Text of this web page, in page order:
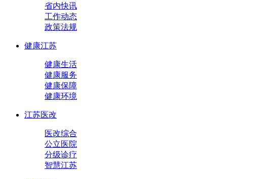
省内快讯
工作动态
政策法规
健康江苏
健康生活
健康服务
健康保障
健康环境
江苏医改
医改综合
公立医院
分级诊疗
智慧江苏